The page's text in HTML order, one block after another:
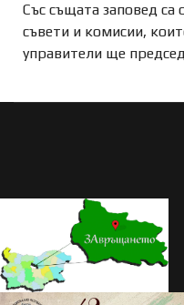
Със същата заповед са
съвети и комисии,
управители ще